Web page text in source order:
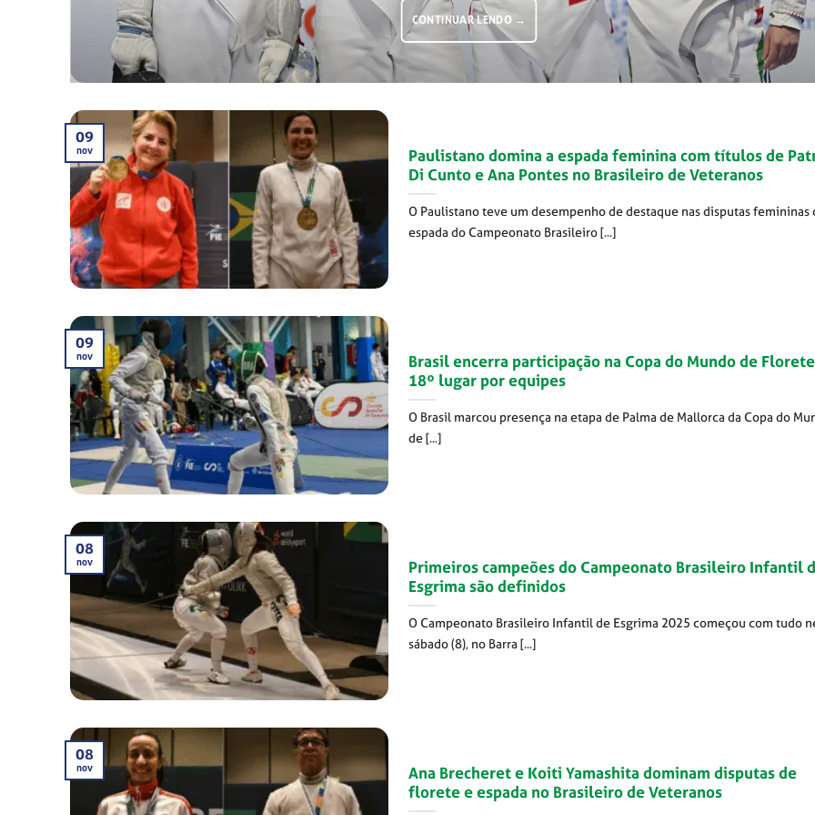
CONTINUAR LENDO →
Paulistano domina a espada feminina com títulos de
Di Cunto e Ana Pontes no Brasileiro de Veteranos
O Paulistano teve um desempenho de destaque nas disputas femininas
espada do Campeonato Brasileiro [...]
09
nov
Brasil encerra participação na Copa do Mundo de
18º lugar por equipes
O Brasil marcou presença na etapa de Palma de Mallorca da Copa do
de [...]
09
nov
Primeiros campeões do Campeonato Brasileiro Infantil
Esgrima são definidos
O Campeonato Brasileiro Infantil de Esgrima 2025 começou com tudo
sábado (8), no Barra [...]
08
nov
Ana Brecheret e Koiti Yamashita dominam disputas de
florete e espada no Brasileiro de Veteranos
08
nov